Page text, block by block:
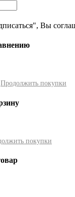
Вы
Продолжить покупки
покупки